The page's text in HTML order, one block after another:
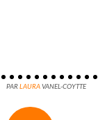
PARLAURAVANEL-COYTTE